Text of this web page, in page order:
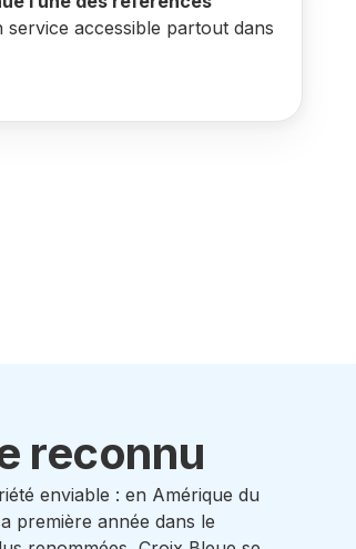
accessible partout dans
reconnu
enviable : en Amérique du
première année dans le